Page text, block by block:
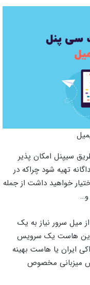
سیپنل امکان پذیر
تهیه شود چراکه در
خواهید داشت از جمله
و…
میل سرور نیاز به یک
این هاست یک سرویس
ایران یا هاست بهینه
میزبانی مخصوص